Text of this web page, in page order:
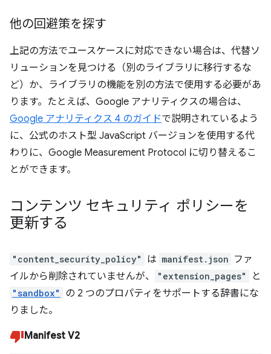
他の回避策を探す
上記の方法でユースケースに対応できない場合は、代替ソ
リューションを見つける（別のライブラリに移行するな
ど）か、ライブラリの機能を別の方法で使用する必要があ
ります。たとえば、Google アナリティクスの場合は、
Google アナリティクス 4 のガイドで説明されているよう
に、公式のホスト型 JavaScript バージョンを使用する代
わりに、Google Measurement Protocol に切り替えるこ
とができます。
コンテンツ セキュリティ ポリシーを
更新する
"content_security_policy" は manifest.json ファ
イルから削除されていませんが、
"extension_pages" と
"sandbox"
の 2 つのプロパティをサポートする辞書にな
りました。
Manifest V2